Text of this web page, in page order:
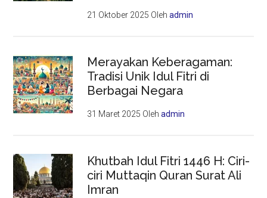
21 Oktober 2025 Olehadmin
Merayakan Keberagaman:
Tradisi Unik Idul Fitri di
Berbagai Negara
31 Maret 2025 Olehadmin
Khutbah Idul Fitri 1446 H: Ciri-
ciri Muttaqin Quran Surat Ali
Imran